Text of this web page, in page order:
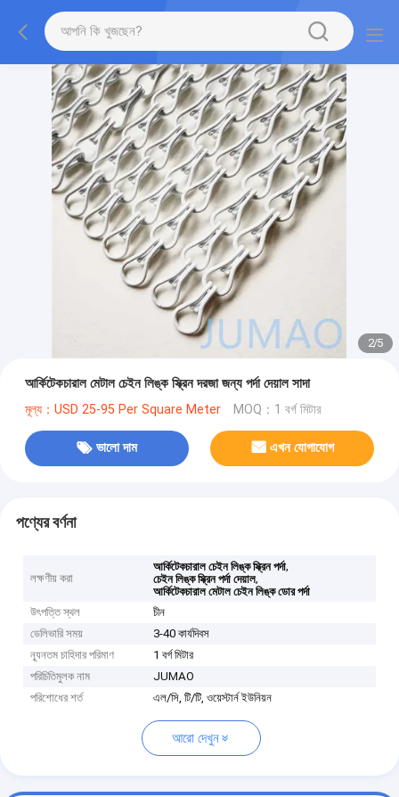
2/5
আর্কিটেকচারাল মেটাল চেইন লিঙ্ক স্ক্রিন দরজা জন্য পর্দা দেয়াল সাদা
মূল্য：USD 25-95 Per Square Meter MOQ：1 বর্গ মিটার
ভালো দাম এখন যোগাযোগ
পণ্যের বর্ণনা
লক্ষণীয় করা
আর্কিটেকচারাল চেইন লিঙ্ক স্ক্রিন পর্দা,
চেইন লিঙ্ক স্ক্রিন পর্দা দেয়াল,
আর্কিটেকচারাল মেটাল চেইন লিঙ্ক ডোর পর্দা
উৎপত্তি স্থল
চীন
ডেলিভারি সময়
3-40 কার্যদিবস
ন্যূনতম চাহিদার পরিমাণ
1 বর্গ মিটার
পরিচিতিমুলক নাম
JUMAO
পরিশোধের শর্ত
এল/সি, টি/টি, ওয়েস্টার্ন ইউনিয়ন
আরো দেখুন